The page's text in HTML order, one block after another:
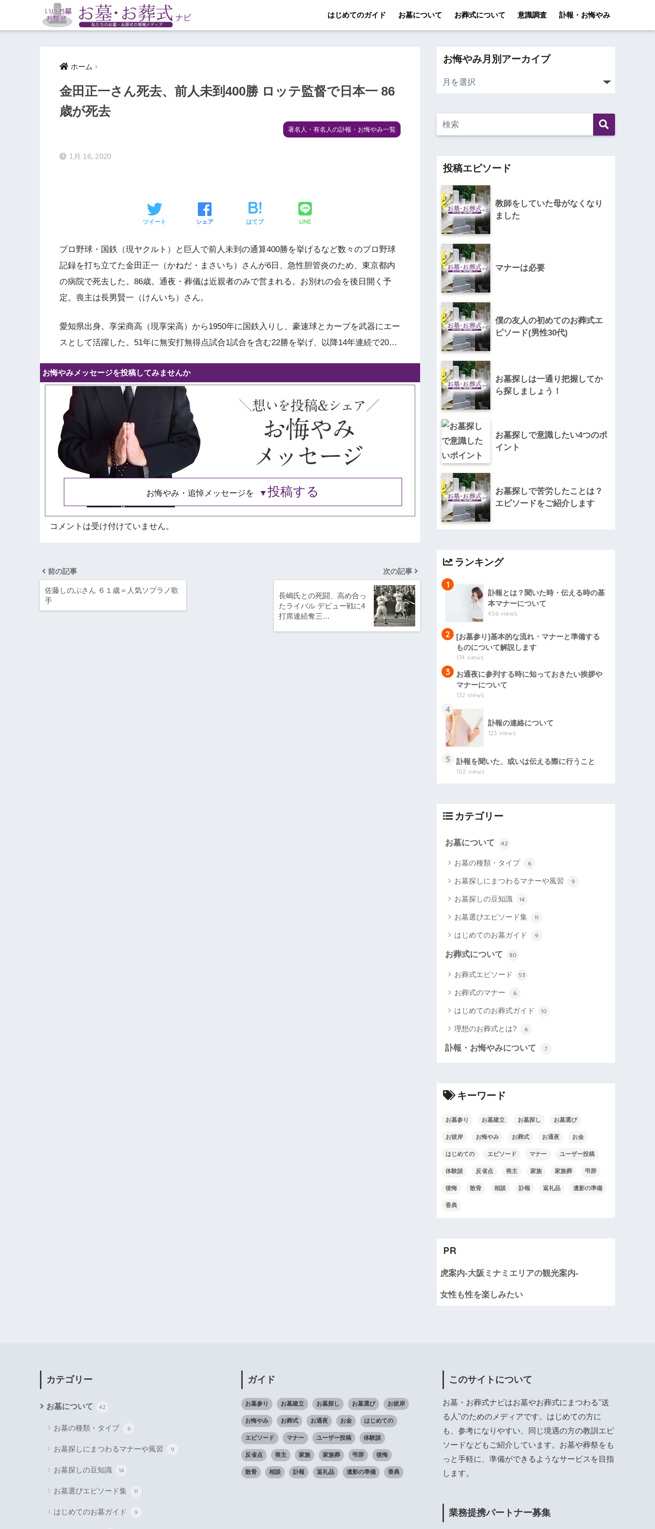
はじめてのガイド お墓について お葬式について 意識調査 訃報・お悔やみ
ホーム
金田正一さん死去、前人未到400勝 ロッテ監督で日本一 86
歳が死去
著名人・有名人の訃報・お悔やみ一覧
1月 16, 2020
ツイート シェア はてブ LINE
プロ野球・国鉄（現ヤクルト）と巨人で前人未到の通算400勝を挙げるなど数々のプロ野球
記録を打ち立てた金田正一（かねだ・まさいち）さんが6日、急性胆管炎のため、東京都内
の病院で死去した。86歳。通夜・葬儀は近親者のみで営まれる。お別れの会を後日開く予
定。喪主は長男賢一（けんいち）さん。
愛知県出身。享栄商高（現享栄高）から1950年に国鉄入りし、豪速球とカーブを武器にエー
スとして活躍した。51年に無安打無得点試合1試合を含む22勝を挙げ、以降14年連続で20…
お悔やみメッセージを投稿してみませんか
お悔やみ・追悼メッセージを 投稿する
コメントは受け付けていません。
前の記事
佐藤しのぶさん ６１歳＝人気ソプラノ歌
手
次の記事
長嶋氏との死闘、高め合っ
たライバル デビュー戦に4
打席連続奪三…
お悔やみ月別アーカイブ
投稿エピソード
教師をしていた母がなくなり
ました
マナーは必要
僕の友人の初めてのお葬式エ
ピソード(男性30代)
お墓探しは一通り把握してか
ら探しましょう！
お墓探しで意識したい4つのポ
イント
お墓探しで苦労したことは？
エピソードをご紹介します
ランキング
1
訃報とは？聞いた時・伝える時の基
本マナーについて
456 views
2
[お墓参り]基本的な流れ・マナーと準備する
ものについて解説します
174 views
3
お通夜に参列する時に知っておきたい挨拶や
マナーについて
132 views
4
訃報の連絡について
123 views
5 訃報を聞いた、或いは伝える際に行うこと
102 views
カテゴリー
お墓について 42
お墓の種類・タイプ 6
お墓探しにまつわるマナーや風習 9
お墓探しの豆知識 14
お墓選びエピソード集 11
はじめてのお墓ガイド 9
お葬式について 80
お葬式エピソード 53
お葬式のマナー 6
はじめてのお葬式ガイド 10
理想のお葬式とは? 6
訃報・お悔やみについて 7
キーワード
お墓参り お墓建立 お墓探し お墓選び
お彼岸 お悔やみ お葬式 お通夜 お金
はじめての エピソード マナー ユーザー投稿
体験談 反省点 喪主 家族 家族葬 弔辞
後悔 散骨 相談 訃報 返礼品 遺影の準備
香典
PR
虎案内-大阪ミナミエリアの観光案内-
女性も性を楽しみたい
カテゴリー
お墓について 42
お墓の種類・タイプ 6
お墓探しにまつわるマナーや風習 9
お墓探しの豆知識 14
お墓選びエピソード集 11
はじめてのお墓ガイド 9
ガイド
お墓参り お墓建立 お墓探し お墓選び お彼岸
お悔やみ お葬式 お通夜 お金 はじめての
エピソード マナー ユーザー投稿 体験談
反省点 喪主 家族 家族葬 弔辞 後悔
散骨 相談 訃報 返礼品 遺影の準備 香典
このサイトについて
お墓・お葬式ナビはお墓やお葬式にまつわる"送
る人"のためのメディアです。はじめての方に
も、参考になりやすい、同じ境遇の方の教訓エピ
ソードなどもご紹介しています。お墓や葬祭をも
っと手軽に、準備ができるようなサービスを目指
します。
業務提携パートナー募集